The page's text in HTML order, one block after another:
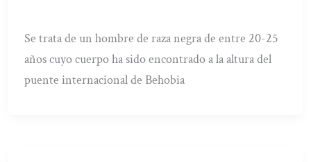
Se trata de un hombre de raza negra de entre 20-25
años cuyo cuerpo ha sido encontrado a la altura del
puente internacional de Behobia